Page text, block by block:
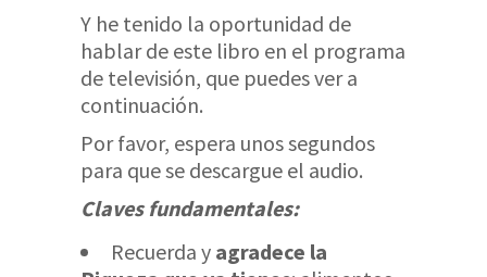
Y he tenido la oportunidad de
hablar de este libro en el programa
de televisión, que puedes ver a
continuación.
Por favor, espera unos segundos
para que se descargue el audio.
Claves fundamentales:
Recuerda y agradece la